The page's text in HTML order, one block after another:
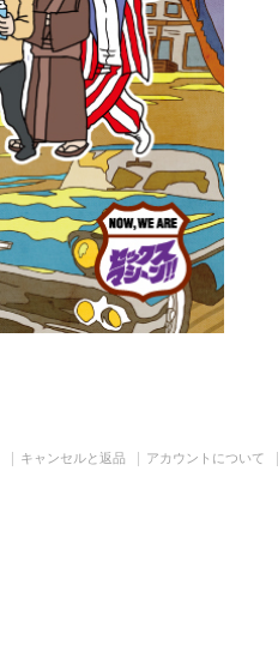
キャンセルと返品 アカウントについて